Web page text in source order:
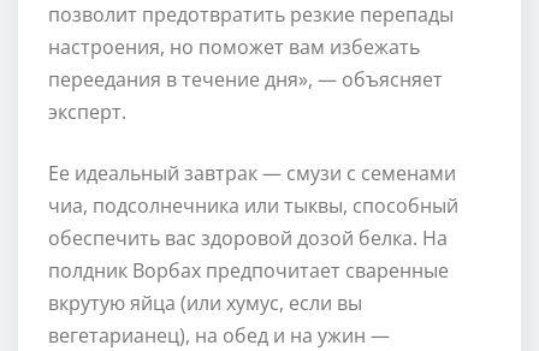
позволит предотвратить резкие перепады
настроения, но поможет вам избежать
переедания в течение дня», — объясняет
эксперт.
Ее идеальный завтрак — смузи с семенами
чиа, подсолнечника или тыквы, способный
обеспечить вас здоровой дозой белка. На
полдник Ворбах предпочитает сваренные
вкрутую яйца (или хумус, если вы
вегетарианец), на обед и на ужин —